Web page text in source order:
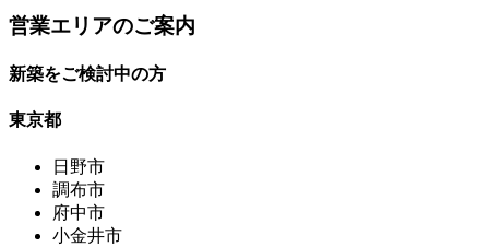
営業エリアのご案内
新築をご検討中の方
東京都
日野市
調布市
府中市
小金井市